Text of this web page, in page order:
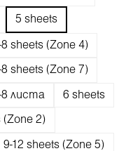
5 sheets
8 sheets (Zone 4)
8 sheets (Zone 7)
8 листа 6 sheets
(Zone 2)
9-12 sheets (Zone 5)